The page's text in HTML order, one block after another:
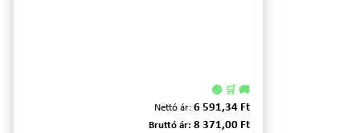
🟢 🛒 🚚
Nettó ár: 6 591,34 Ft
Bruttó ár: 8 371,00 Ft